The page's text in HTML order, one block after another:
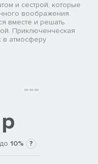
и сестрой, которые
воображения.
вместе и решать
Приключенческая
в атмосферу
10% ?